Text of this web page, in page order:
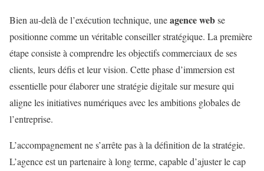
Bien au-delà de l’exécution technique, uneagence webse
positionne comme un véritable conseiller stratégique. La première
étape consiste à comprendre les objectifs commerciaux de ses
clients, leurs défis et leur vision. Cette phase d’immersion est
essentielle pour élaborer une stratégie digitale sur mesure qui
aligne les initiatives numériques avec les ambitions globales de
l’entreprise.
L’accompagnement ne s’arrête pas à la définition de la stratégie.
L’agence est un partenaire à long terme, capable d’ajuster le cap